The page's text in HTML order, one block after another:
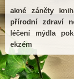
akné záněty
přírodní
zdraví
léčení
mýdla
ekzém